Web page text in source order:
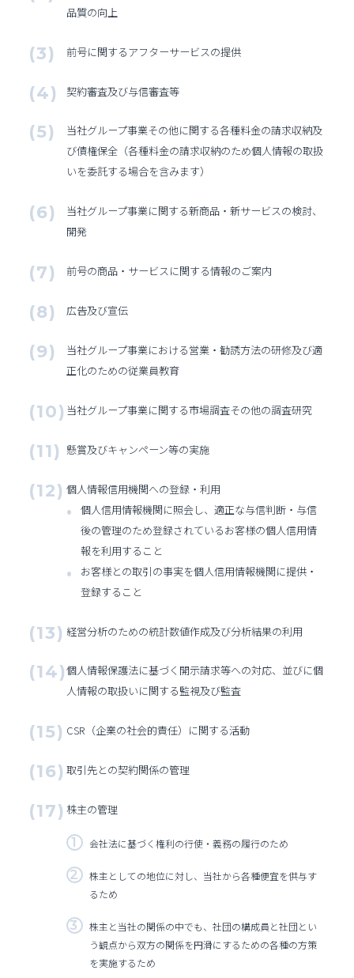
品質の向上
前号に関するアフターサービスの提供
契約審査及び与信審査等
当社グループ事業その他に関する各種料金の請求収納及
び債権保全（各種料金の請求収納のため個人情報の取扱
いを委託する場合を含みます）
当社グループ事業に関する新商品・新サービスの検討、
開発
前号の商品・サービスに関する情報のご案内
広告及び宣伝
当社グループ事業における営業・勧誘方法の研修及び適
正化のための従業員教育
当社グループ事業に関する市場調査その他の調査研究
懸賞及びキャンペーン等の実施
個人情報信用機関への登録・利用
個人信用情報機関に照会し、適正な与信判断・与信
後の管理のため登録されているお客様の個人信用情
報を利用すること
お客様との取引の事実を個人信用情報機関に提供・
登録すること
経営分析のための統計数値作成及び分析結果の利用
個人情報保護法に基づく開示請求等への対応、並びに個
人情報の取扱いに関する監視及び監査
CSR（企業の社会的責任）に関する活動
取引先との契約関係の管理
株主の管理
会社法に基づく権利の行使・義務の履行のため
株主としての地位に対し、当社から各種便宜を供与す
るため
株主と当社の関係の中でも、社団の構成員と社団とい
う観点から双方の関係を円滑にするための各種の方策
を実施するため